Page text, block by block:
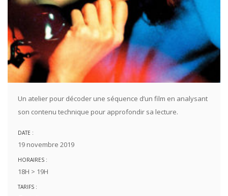
Un atelier pour décoder une séquence d’un film en analysant
son contenu technique pour approfondir sa lecture.
DATE :
19 novembre 2019
HORAIRES :
18H > 19H
TARIFS :